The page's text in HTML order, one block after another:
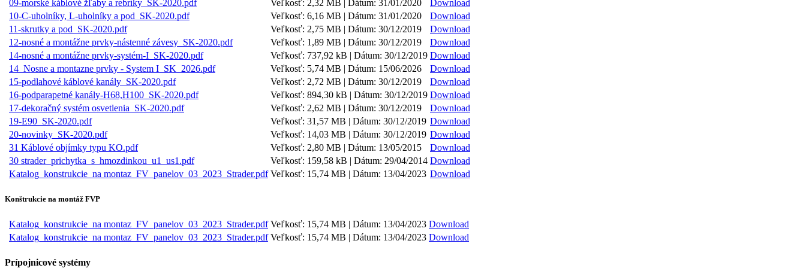
09-morské káblové žľaby a rebríky_SK-2020.pdf Veľkosť: 2,32 MB | Dátum: 31/01/2020
Download
10-C-uholníky, L-uholníky a pod_SK-2020.pdf
Veľkosť: 6,16 MB | Dátum: 31/01/2020
Download
11-skrutky a pod_SK-2020.pdf
Veľkosť: 2,75 MB | Dátum: 30/12/2019
Download
12-nosné a montážne prvky-nástenné závesy_SK-2020.pdf
Veľkosť: 1,89 MB | Dátum: 30/12/2019
Download
14-nosné a montážne prvky-systém-I_SK-2020.pdf
Veľkosť: 737,92 kB | Dátum: 30/12/2019 Download
14_Nosne a montazne prvky - System I_SK_2026.pdf
Veľkosť: 5,74 MB | Dátum: 15/06/2026
Download
15-podlahové káblové kanály_SK-2020.pdf
Veľkosť: 2,72 MB | Dátum: 30/12/2019
Download
16-podparapetné kanály-H68,H100_SK-2020.pdf
Veľkosť: 894,30 kB | Dátum: 30/12/2019 Download
17-dekoračný systém osvetlenia_SK-2020.pdf
Veľkosť: 2,62 MB | Dátum: 30/12/2019
Download
19-E90_SK-2020.pdf
Veľkosť: 31,57 MB | Dátum: 30/12/2019 Download
20-novinky_SK-2020.pdf
Veľkosť: 14,03 MB | Dátum: 30/12/2019 Download
31 Káblové objímky typu KO.pdf
Veľkosť: 2,80 MB | Dátum: 13/05/2015
Download
30 strader_prichytka_s_hmozdinkou_u1_us1.pdf
Veľkosť: 159,58 kB | Dátum: 29/04/2014 Download
Katalog_konstrukcie_na montaz_FV_panelov_03_2023_Strader.pdf Veľkosť: 15,74 MB | Dátum: 13/04/2023 Download
Konštrukcie na montáž FVP
Katalog_konstrukcie_na montaz_FV_panelov_03_2023_Strader.pdf Veľkosť: 15,74 MB | Dátum: 13/04/2023 Download
Katalog_konstrukcie_na montaz_FV_panelov_03_2023_Strader.pdf Veľkosť: 15,74 MB | Dátum: 13/04/2023 Download
Prípojnicové systémy